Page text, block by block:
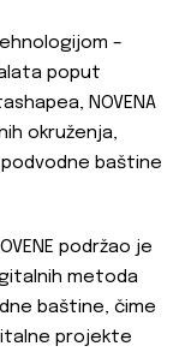
–
poput
NOVENA
okruženja,
baštine
podržao je
metoda
baštine, čime
projekte